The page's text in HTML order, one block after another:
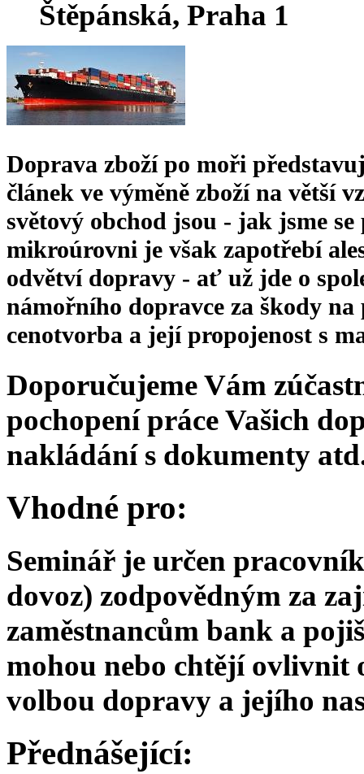
Štěpánská, Praha 1
Doprava zboží po moři
článek ve výměně zboží na větší
světový obchod jsou - jak jsme
mikroúrovni je však zapotřebí
odvětví dopravy - ať už jde o
námořního dopravce za škody
cenotvorba a její propojenost s
Doporučujeme Vám
pochopení práce Vašich
nakládání s dokumenty
Vhodné pro:
Seminář je určen
dovoz) zodpovědným za
zaměstnancům bank a
mohou nebo chtějí
volbou dopravy a jejího
Přednášející: